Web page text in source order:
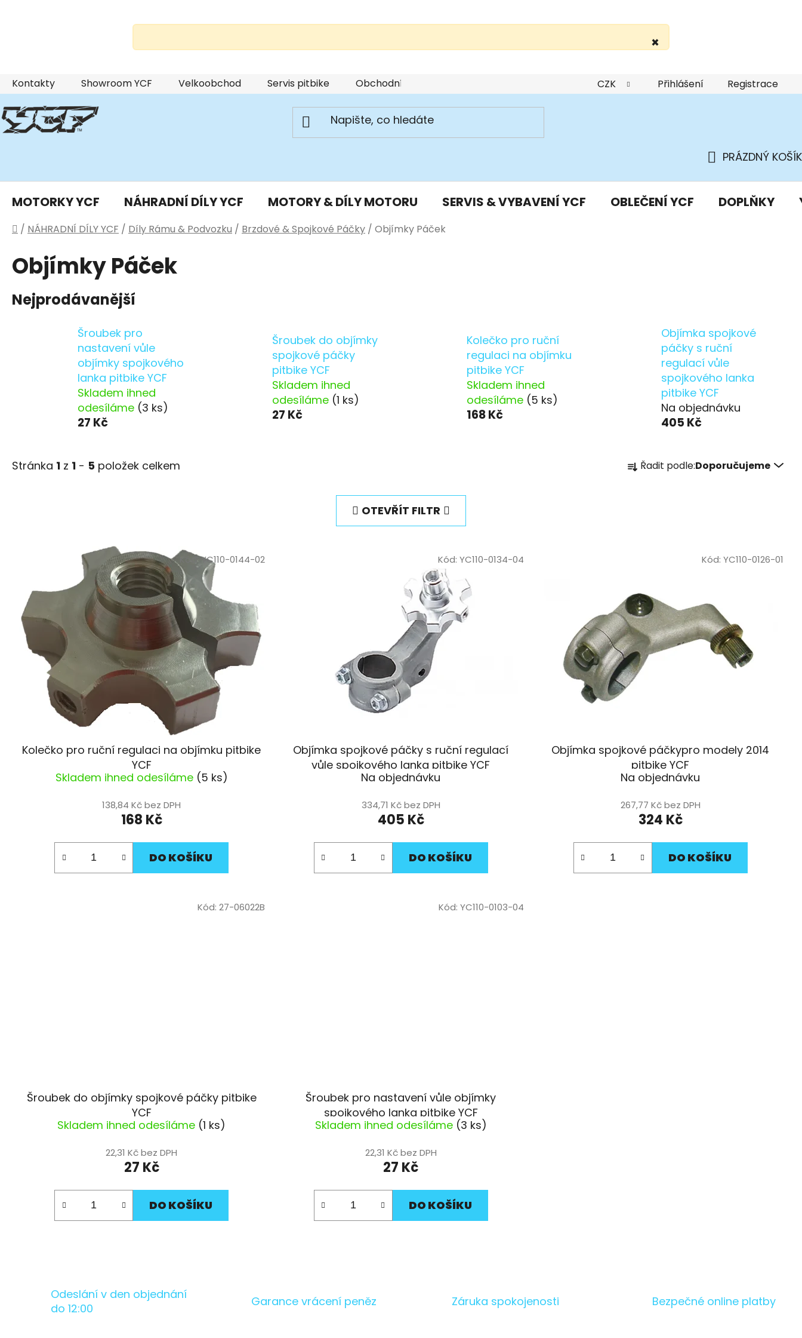
×
Přejít
na
obsah
Kontakty Showroom YCF Velkoobchod Servis pitbike Obchodní podmínky Podmínky ochrany osobních údajů
CZK Přihlášení Registrace
KOŠÍK
PRÁZDNÝ KOŠÍK
MOTORKY YCF NÁHRADNÍ DÍLY YCF MOTORY & DÍLY MOTORU SERVIS & VYBAVENÍ YCF OBLEČENÍ YCF DOPLŇKY
Domů
/ NÁHRADNÍ DÍLY YCF / Díly Rámu & Podvozku / Brzdové & Spojkové Páčky / Objímky Páček
Objímky Páček
Nejprodávanější
Šroubek pro
nastavení vůle
objímky spojkového
lanka pitbike YCF
Skladem ihned
odesíláme (3 ks)
27 Kč
Šroubek do objímky
spojkové páčky
pitbike YCF
Skladem ihned
odesíláme (1 ks)
27 Kč
Kolečko pro ruční
regulaci na objímku
pitbike YCF
Skladem ihned
odesíláme (5 ks)
168 Kč
Objímka spojkové
páčky s ruční
regulací vůle
spojkového lanka
pitbike YCF
Na objednávku
405 Kč
Stránka 1 z 1 - 5 položek celkem a
d
u
k
t
ů
Řadit podle:Doporučujeme
OTEVŘÍT FILTR
Kolečko pro ruční regulaci na objímku pitbike
YCF
Skladem ihned odesíláme (5 ks)
138,84 Kč bez DPH
168 Kč
DO KOŠÍKU
Kód:YC110-0144-02
Objímka spojkové páčky s ruční regulací
vůle spojkového lanka pitbike YCF
Na objednávku
334,71 Kč bez DPH
405 Kč
DO KOŠÍKU
Kód:YC110-0134-04
Objímka spojkové páčkypro modely 2014
pitbike YCF
Na objednávku
267,77 Kč bez DPH
324 Kč
DO KOŠÍKU
Kód: YC110-0126-01
Šroubek do objímky spojkové páčky pitbike
YCF
Skladem ihned odesíláme (1 ks)
22,31 Kč bez DPH
27 Kč
DO KOŠÍKU
Kód: 27-06022B
Šroubek pro nastavení vůle objímky
spojkového lanka pitbike YCF
Skladem ihned odesíláme (3 ks)
22,31 Kč bez DPH
27 Kč
DO KOŠÍKU
Kód:YC110-0103-04
Odeslání v den objednání
do 12:00
Garance vrácení peněz Záruka spokojenosti Bezpečné online platby